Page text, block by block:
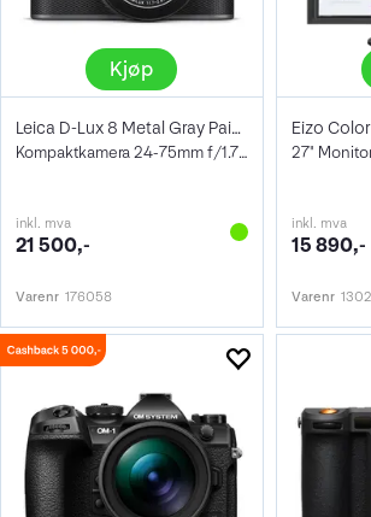
Kjøp
Leica D-Lux 8 Metal Gray Paint Finish
Kompaktkamera 24-75mm f/1.7-2.8, 4/3"
inkl. mva
21 500,-
Varenr 176058
Eizo
27"
inkl. mva
15 890,-
Varenr